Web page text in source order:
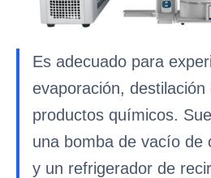
Es adecuado para
evaporación,
productos químicos.
una bomba de vacío de
y un refrigerador de